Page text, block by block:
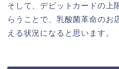
そして、デビットカードの上
らうことで、乳酸菌革命のお
える状況になると思います。